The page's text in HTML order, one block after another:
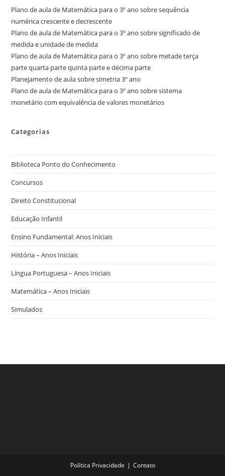
Plano de aula de Matemática para o 3º ano sobre sequência
numérica crescente e decrescente
Plano de aula de Matemática para o 3º ano sobre significado de
medida e unidade de medida
Plano de aula de Matemática para o 3º ano sobre metade terça
parte quarta parte quinta parte e décima parte
Planejamento de aula sobre simetria 3º ano
Plano de aula de Matemática para o 3º ano sobre sistema
monetário com equivalência de valores monetários
Categorias
Biblioteca Ponto do Conhecimento
Concursos
Direito Constitucional
Educação Infantil
Ensino Fundamental: Anos Iniciais
História – Anos Iniciais
Língua Portuguesa – Anos Iniciais
Matemática – Anos Iniciais
Simulados
Política Privacidade Contato